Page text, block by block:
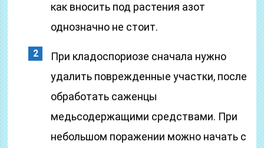
как вносить под растения азот
однозначно не стоит.
При кладоспориозе сначала нужно
удалить поврежденные участки, после
обработать саженцы
медьсодержащими средствами. При
небольшом поражении можно начать с